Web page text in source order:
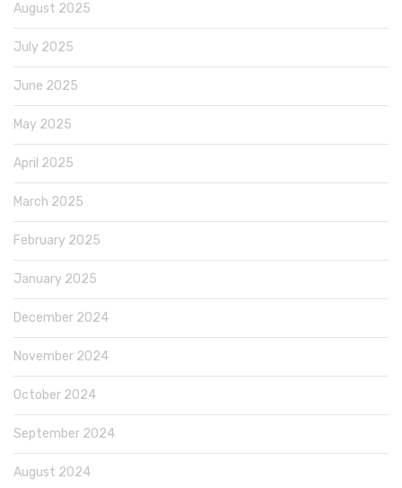
August 2025
July 2025
June 2025
May 2025
April 2025
March 2025
February 2025
January 2025
December 2024
November 2024
October 2024
September 2024
August 2024